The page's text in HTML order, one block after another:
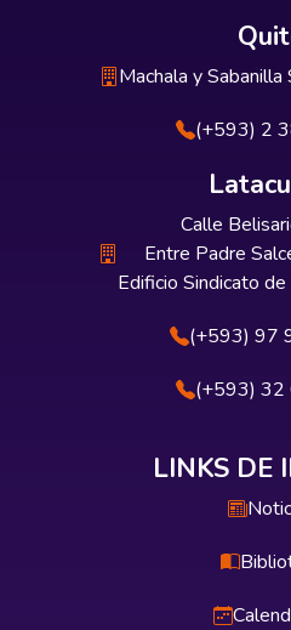
Machala y
(+593) 2
Calle
Entre Padre
Edificio Sindicato
(+593) 97
(+593)
LINKS DE